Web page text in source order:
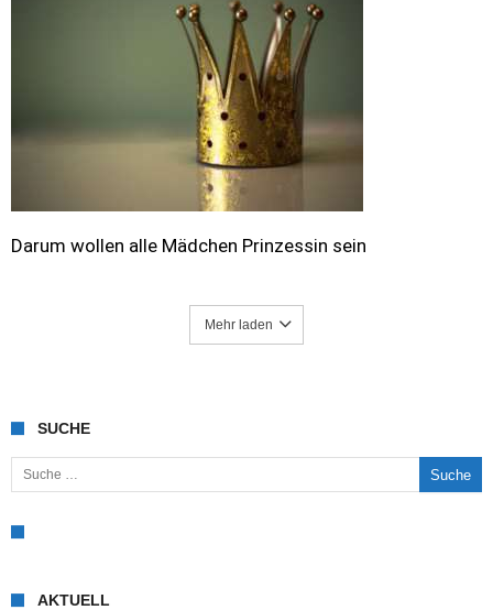
Darum wollen alle Mädchen Prinzessin sein
Mehr laden
SUCHE
Suche nach:
AKTUELL